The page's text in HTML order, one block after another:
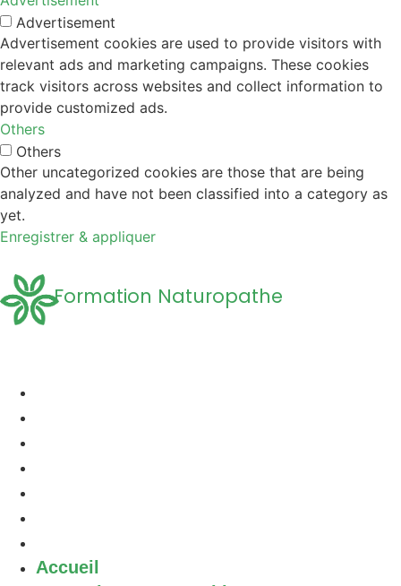
Advertisement
Advertisement cookies are used to provide visitors with
relevant ads and marketing campaigns. These cookies
track visitors across websites and collect information to
provide customized ads.
Others
Others
Other uncategorized cookies are those that are being
analyzed and have not been classified into a category as
yet.
Enregistrer & appliquer
Formation Naturopathe
Accueil